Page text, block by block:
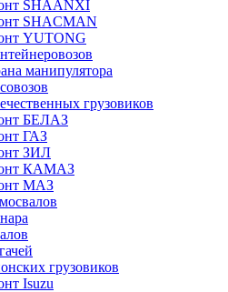
SHAANXI
SHACMAN
YUTONG
манипулятора
грузовиков
БЕЛАЗ
ГАЗ
ЗИЛ
КАМАЗ
МАЗ
грузовиков
Isuzu